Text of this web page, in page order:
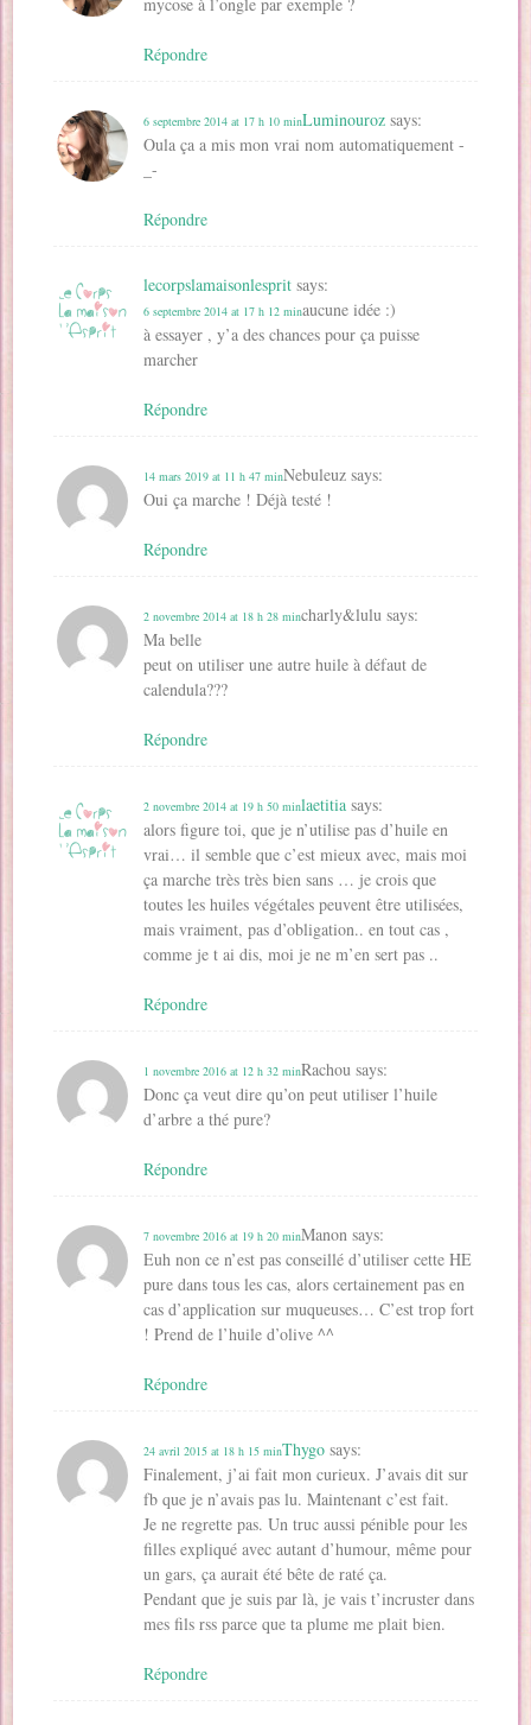
Répondre
Luminouroz says:
6 septembre 2014 at 17 h 10 min
Oula ça a mis mon vrai nom automatiquement -
_-
Répondre
lecorpslamaisonlesprit says:
6 septembre 2014 at 17 h 12 minaucune idée :)
à essayer , y’a des chances pour ça puisse
marcher
Répondre
Nebuleuz says:
14 mars 2019 at 11 h 47 min
Oui ça marche ! Déjà testé !
Répondre
charly&lulu says:
2 novembre 2014 at 18 h 28 min
Ma belle
peut on utiliser une autre huile à défaut de
calendula???
Répondre
laetitia says:
2 novembre 2014 at 19 h 50 min
alors figure toi, que je n’utilise pas d’huile en
vrai… il semble que c’est mieux avec, mais moi
ça marche très très bien sans … je crois que
toutes les huiles végétales peuvent être utilisées,
mais vraiment, pas d’obligation.. en tout cas ,
comme je t ai dis, moi je ne m’en sert pas ..
Répondre
Rachou says:
1 novembre 2016 at 12 h 32 min
Donc ça veut dire qu’on peut utiliser l’huile
d’arbre a thé pure?
Répondre
Manon says:
7 novembre 2016 at 19 h 20 min
Euh non ce n’est pas conseillé d’utiliser cette HE
pure dans tous les cas, alors certainement pas en
cas d’application sur muqueuses… C’est trop fort
! Prend de l’huile d’olive ^^
Répondre
Thygo says:
24 avril 2015 at 18 h 15 min
Finalement, j’ai fait mon curieux. J’avais dit sur
fb que je n’avais pas lu. Maintenant c’est fait.
Je ne regrette pas. Un truc aussi pénible pour les
filles expliqué avec autant d’humour, même pour
un gars, ça aurait été bête de raté ça.
Pendant que je suis par là, je vais t’incruster dans
mes fils rss parce que ta plume me plait bien.
Répondre